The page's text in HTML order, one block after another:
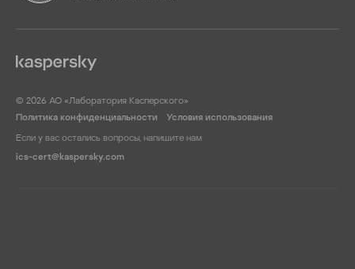
© 2026 АО «Лаборатория Касперского»
Политика конфиденциальности
Условия использования
Если у вас остались вопросы, напишите нам
ics-cert@kaspersky.com